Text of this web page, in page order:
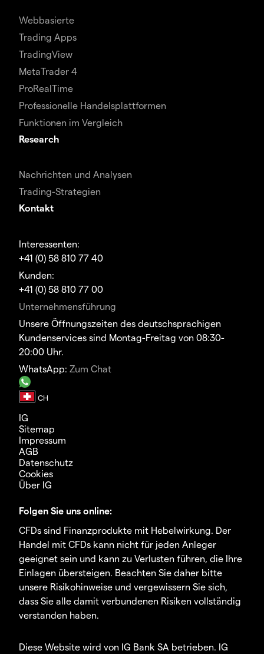
Webbasierte
Trading Apps
TradingView
MetaTrader 4
ProRealTime
Professionelle Handelsplattformen
Funktionen im Vergleich
Research
Nachrichten und Analysen
Trading-Strategien
Kontakt
Interessenten:
+41 (0) 58 810 77 40
Kunden:
+41 (0) 58 810 77 00
Unternehmensführung
Unsere Öffnungszeiten des deutschsprachigen
Kundenservices sind Montag-Freitag von 08:30-
20:00 Uhr.
WhatsApp: Zum Chat
IG
Sitemap
Impressum
AGB
Datenschutz
Cookies
Über IG
Folgen Sie uns online:
CFDs sind Finanzprodukte mit Hebelwirkung. Der
Handel mit CFDs kann nicht für jeden Anleger
geeignet sein und kann zu Verlusten führen, die Ihre
Einlagen übersteigen. Beachten Sie daher bitte
unsere Risikohinweise und vergewissern Sie sich,
dass Sie alle damit verbundenen Risiken vollständig
verstanden haben.
Diese Website wird von IG Bank SA betrieben. IG